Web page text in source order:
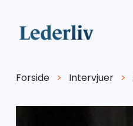
Forside > Intervjuer >